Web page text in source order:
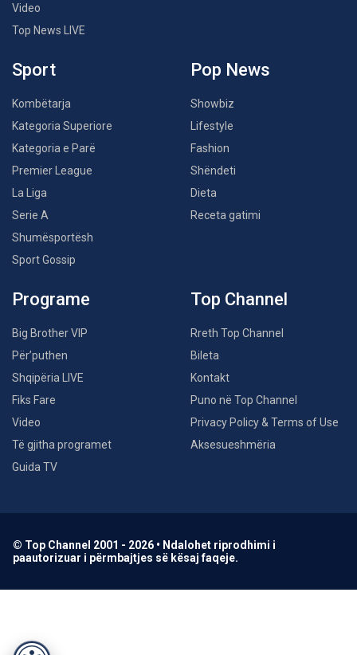
Video
Top News LIVE
Sport
Kombëtarja
Kategoria Superiore
Kategoria e Parë
Premier League
La Liga
Serie A
Shumësportësh
Sport Gossip
Pop News
Showbiz
Lifestyle
Fashion
Shëndeti
Dieta
Receta gatimi
Programe
Big Brother VIP
Për’puthen
Shqipëria LIVE
Fiks Fare
Video
Të gjitha programet
Guida TV
Top Channel
Rreth Top Channel
Bileta
Kontakt
Puno në Top Channel
Privacy Policy & Terms of Use
Aksesueshmëria
© Top Channel 2001 - 2026 • Ndalohet riprodhimi i
paautorizuar i përmbajtjes së kësaj faqeje.